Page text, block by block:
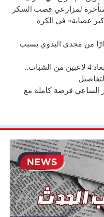
لمزارعي قصب السكر
عصابة» في الكرة
من مجدي البدوي بسبب
الزمالك يكشف أسباب استبعاد 4 لاعبين من الشباب..
الساعي فرصة كاملة مع